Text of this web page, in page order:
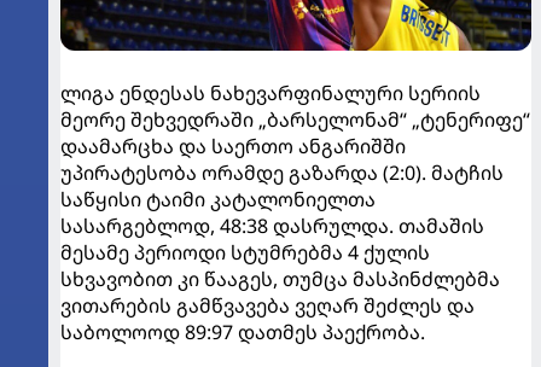
ლიგა ენდესას ნახევარფინალური სერიის
მეორე შეხვედრაში „ბარსელონამ“ „ტენერიფე“
დაამარცხა და საერთო ანგარიშში
უპირატესობა ორამდე გაზარდა (2:0). მატჩის
საწყისი ტაიმი კატალონიელთა
სასარგებლოდ, 48:38 დასრულდა. თამაშის
მესამე პერიოდი სტუმრებმა 4 ქულის
სხვავობით კი წააგეს, თუმცა მასპინძლებმა
ვითარების გამწვავება ვეღარ შეძლეს და
საბოლოოდ 89:97 დათმეს პაექრობა.